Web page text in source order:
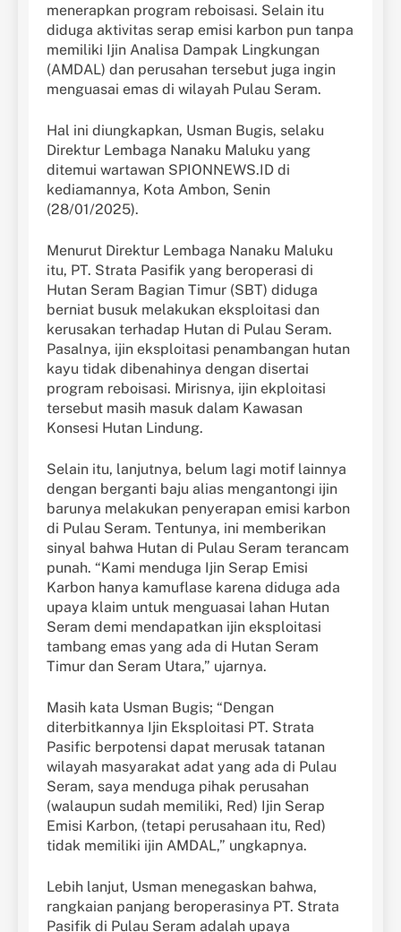
menerapkan program reboisasi. Selain itu
diduga aktivitas serap emisi karbon pun tanpa
memiliki Ijin Analisa Dampak Lingkungan
(AMDAL) dan perusahan tersebut juga ingin
menguasai emas di wilayah Pulau Seram.
Hal ini diungkapkan, Usman Bugis, selaku
Direktur Lembaga Nanaku Maluku yang
ditemui wartawan SPIONNEWS.ID di
kediamannya, Kota Ambon, Senin
(28/01/2025).
Menurut Direktur Lembaga Nanaku Maluku
itu, PT. Strata Pasifik yang beroperasi di
Hutan Seram Bagian Timur (SBT) diduga
berniat busuk melakukan eksploitasi dan
kerusakan terhadap Hutan di Pulau Seram.
Pasalnya, ijin eksploitasi penambangan hutan
kayu tidak dibenahinya dengan disertai
program reboisasi. Mirisnya, ijin ekploitasi
tersebut masih masuk dalam Kawasan
Konsesi Hutan Lindung.
Selain itu, lanjutnya, belum lagi motif lainnya
dengan berganti baju alias mengantongi ijin
barunya melakukan penyerapan emisi karbon
di Pulau Seram. Tentunya, ini memberikan
sinyal bahwa Hutan di Pulau Seram terancam
punah. “Kami menduga Ijin Serap Emisi
Karbon hanya kamuflase karena diduga ada
upaya klaim untuk menguasai lahan Hutan
Seram demi mendapatkan ijin eksploitasi
tambang emas yang ada di Hutan Seram
Timur dan Seram Utara,” ujarnya.
Masih kata Usman Bugis; “Dengan
diterbitkannya Ijin Eksploitasi PT. Strata
Pasific berpotensi dapat merusak tatanan
wilayah masyarakat adat yang ada di Pulau
Seram, saya menduga pihak perusahan
(walaupun sudah memiliki, Red) Ijin Serap
Emisi Karbon, (tetapi perusahaan itu, Red)
tidak memiliki ijin AMDAL,” ungkapnya.
Lebih lanjut, Usman menegaskan bahwa,
rangkaian panjang beroperasinya PT. Strata
Pasifik di Pulau Seram adalah upaya